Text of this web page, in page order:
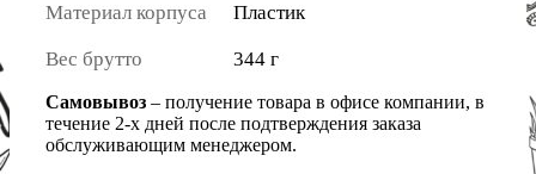
Материал корпуса Пластик
Вес брутто 344 г
Самовывоз – получение товара в офисе компании, в
течение 2-х дней после подтверждения заказа
обслуживающим менеджером.